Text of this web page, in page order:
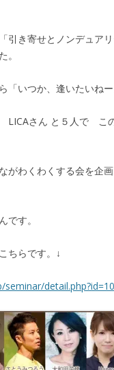
き寄せとノンデュア
。
「いつか、逢いたいねー
LICAさん と５人で こ
がわくわくする会を企画
です。
ちらです。↓